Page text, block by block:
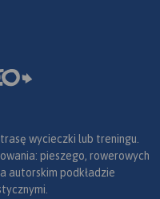
wycieczki lub treningu.
pieszego, rowerowych
autorskim podkładzie